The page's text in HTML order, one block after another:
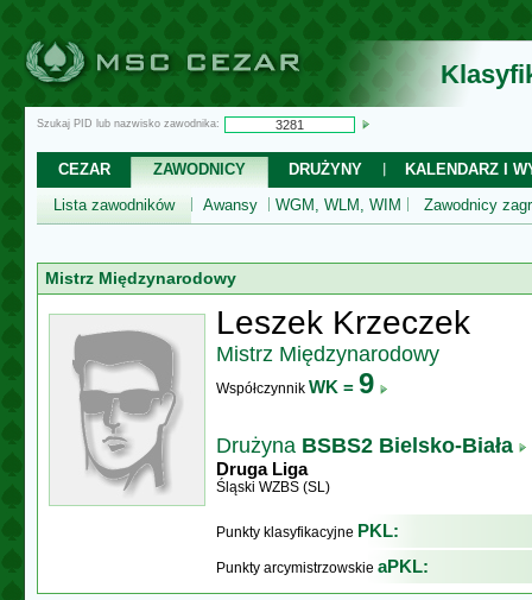
Szukaj PID lub nazwisko zawodnika:
CEZAR ZAWODNICY DRUŻYNY
KALENDARZ I
Lista zawodników
Awansy WGM, WLM, WIM Zawodnicy
Mistrz Międzynarodowy
Leszek Krzeczek
Mistrz Międzynarodowy
Współczynnik WK = 9
Drużyna BSBS2 Bielsko-Biała
Druga Liga
Śląski WZBS (SL)
Punkty klasyfikacyjne PKL:
Punkty arcymistrzowskie aPKL: